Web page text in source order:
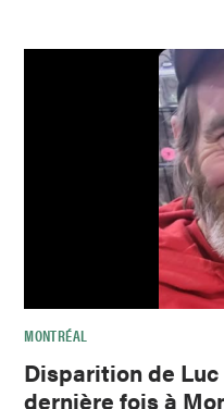
MONTRÉAL
Disparition de
dernière fois à